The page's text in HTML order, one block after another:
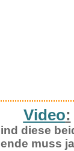
Video:
diese
muss